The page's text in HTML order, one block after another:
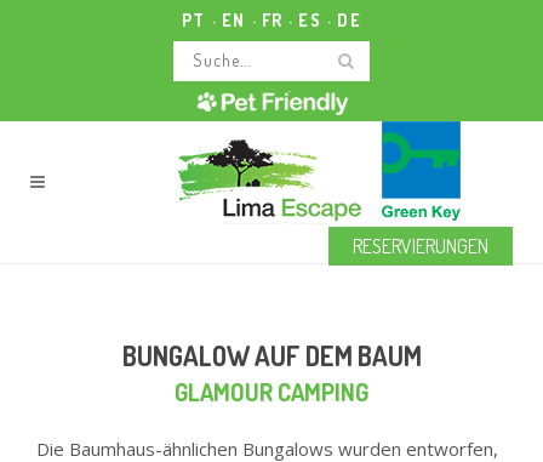
PT EN FR ES DE
RESERVIERUNGEN
BUNGALOW AUF DEM BAUM
GLAMOUR CAMPING
Die Baumhaus-ähnlichen Bungalows wurden entworfen,